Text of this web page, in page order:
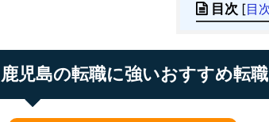
目次 [目
鹿児島の転職に強いおすすめ転